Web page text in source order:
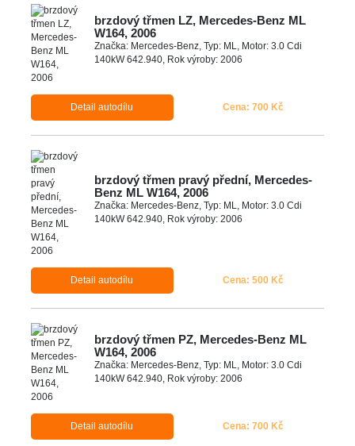
brzdový třmen LZ, Mercedes-Benz ML
W164, 2006
Značka: Mercedes-Benz, Typ: ML, Motor: 3.0 Cdi
140kW 642.940, Rok výroby: 2006
Detail autodílu Cena: 700 Kč
brzdový třmen pravý přední, Mercedes-
Benz ML W164, 2006
Značka: Mercedes-Benz, Typ: ML, Motor: 3.0 Cdi
140kW 642.940, Rok výroby: 2006
Detail autodílu Cena: 500 Kč
brzdový třmen PZ, Mercedes-Benz ML
W164, 2006
Značka: Mercedes-Benz, Typ: ML, Motor: 3.0 Cdi
140kW 642.940, Rok výroby: 2006
Detail autodílu Cena: 700 Kč